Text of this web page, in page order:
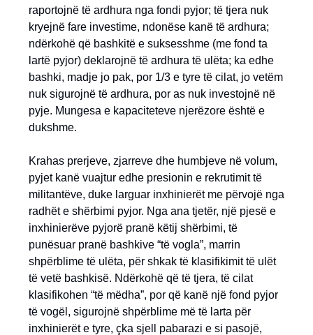
raportojnë të ardhura nga fondi pyjor; të tjera nuk
kryejnë fare investime, ndonëse kanë të ardhura;
ndërkohë që bashkitë e suksesshme (me fond ta
lartë pyjor) deklarojnë të ardhura të ulëta; ka edhe
bashki, madje jo pak, por 1/3 e tyre të cilat, jo vetëm
nuk sigurojnë të ardhura, por as nuk investojnë në
pyje. Mungesa e kapaciteteve njerëzore është e
dukshme.
Krahas prerjeve, zjarreve dhe humbjeve në volum,
pyjet kanë vuajtur edhe presionin e rekrutimit të
militantëve, duke larguar inxhinierët me përvojë nga
radhët e shërbimi pyjor. Nga ana tjetër, një pjesë e
inxhinierëve pyjorë pranë këtij shërbimi, të
punësuar pranë bashkive “të vogla”, marrin
shpërblime të ulëta, për shkak të klasifikimit të ulët
të vetë bashkisë. Ndërkohë që të tjera, të cilat
klasifikohen “të mëdha”, por që kanë një fond pyjor
të vogël, sigurojnë shpërblime më të larta për
inxhinierët e tyre, çka sjell pabarazi e si pasojë,